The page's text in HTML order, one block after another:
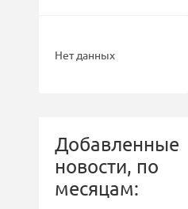
Нет данных
Добавленные
новости, по
месяцам: